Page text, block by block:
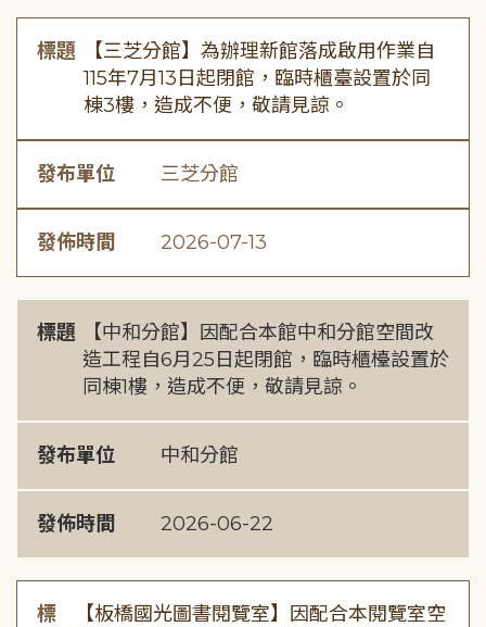
標題
【三芝分館】為辦理新館落成啟用作業自
115年7月13日起閉館，臨時櫃臺設置於同
棟3樓，造成不便，敬請見諒。
發布單位 三芝分館
發佈時間 2026-07-13
標題
【中和分館】因配合本館中和分館空間改
造工程自6月25日起閉館，臨時櫃檯設置於
同棟1樓，造成不便，敬請見諒。
發布單位 中和分館
發佈時間 2026-06-22
標
【板橋國光圖書閱覽室】因配合本閱覽室空